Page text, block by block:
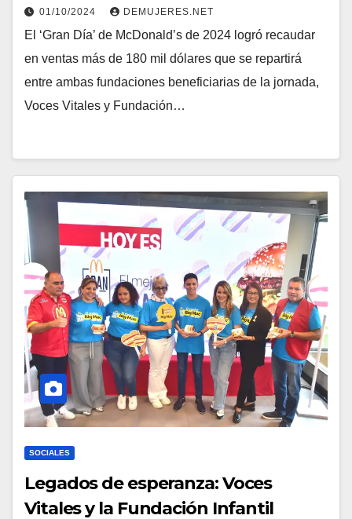
01/10/2024 DEMUJERES.NET
El ‘Gran Día’ de McDonald’s de 2024 logró recaudar
en ventas más de 180 mil dólares que se repartirá
entre ambas fundaciones beneficiarias de la jornada,
Voces Vitales y Fundación…
SOCIALES
Legados de esperanza: Voces
Vitales y la Fundación Infantil